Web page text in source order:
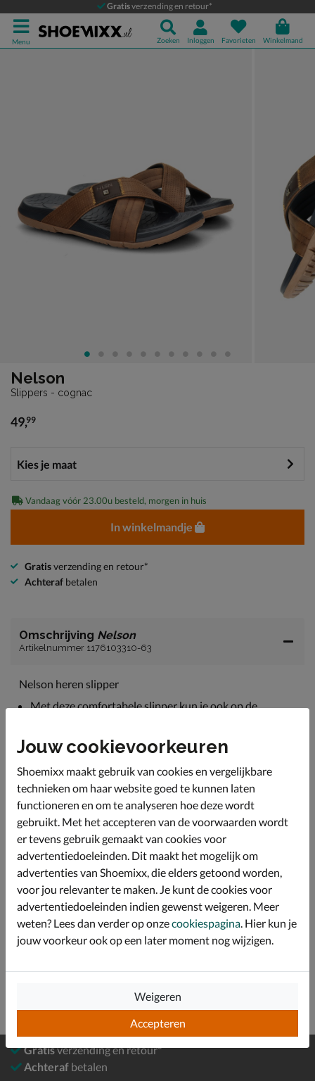
Gratisverzending en retour*
Menu Zoeken Inloggen Favorieten Winkelmand
Slippers
Nelson
Slippers - cognac
€ 49,99
49,99
Vandaag vóór 23.00u besteld, morgen in huis
In winkelmandje
Gratisverzending en retour*
Achteraf betalen
Omschrijving Nelson
Artikelnummer 1176103310-63
Nelson heren slipper
Met deze comfortabele slipper kun je ook op de
De banden zijn uitgevoerd in imitatieleer met een
textiele voering.
Voorzien van een dempend voetbed wat optimaal
comfort biedt bij iedere stap.
Afgewerkt met een rubberen loopzool.
Specificaties
Over Nelson
Bekijk meer
Gratisverzending en retour*
Achteraf betalen
Jouw cookievoorkeuren
Shoemixx maakt gebruik van cookies en vergelijkbare
technieken om haar website goed te kunnen laten
functioneren en om te analyseren hoe deze wordt
gebruikt. Met het accepteren van de voorwaarden wordt
er tevens gebruik gemaakt van cookies voor
advertentiedoeleinden. Dit maakt het mogelijk om
advertenties van Shoemixx, die elders getoond worden,
voor jou relevanter te maken. Je kunt de cookies voor
advertentiedoeleinden indien gewenst weigeren. Meer
weten? Lees dan verder op onzecookiespagina. Hier kun je
jouw voorkeur ook op een later moment nog wijzigen.
Accepteren
Weigeren